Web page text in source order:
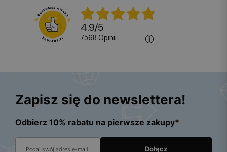
4.9/5
7568 opinii
Zapisz się do newslettera!
Odbierz 10% rabatu na pierwsze zakupy*